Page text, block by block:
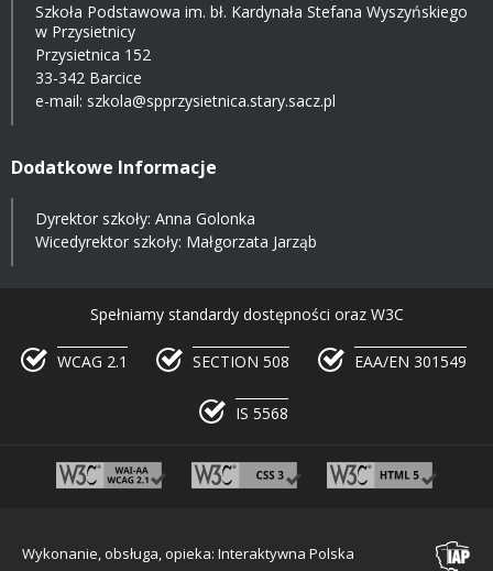
Szkoła Podstawowa im. bł. Kardynała Stefana Wyszyńskiego
w Przysietnicy
Przysietnica 152
33-342 Barcice
e-mail: szkola@spprzysietnica.stary.sacz.pl
Dodatkowe Informacje
Dyrektor szkoły: Anna Golonka
Wicedyrektor szkoły: Małgorzata Jarząb
Spełniamy standardy dostępności oraz W3C
WCAG 2.1 SECTION 508 EAA/EN 301549
IS 5568
Wykonanie, obsługa, opieka: Interaktywna Polska